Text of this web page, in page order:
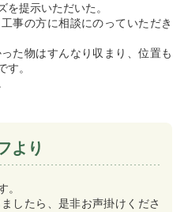
を提示いただいた。
事の方に相談にのっていただき
た物はすんなり収まり、位置も
す。
より
。
したら、是非お声掛けくださ